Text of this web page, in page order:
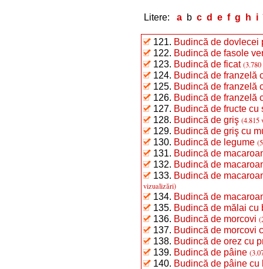
Litere: ab c d e f g h i
121. Budincă de dovlecei
122. Budincă de fasole
123. Budincă de ficat
124. Budincă de franzelă
125. Budincă de franzelă
126. Budincă de franzelă
127. Budincă de fructe cu
128. Budincă de griş (4.815
129. Budincă de griş cu
130. Budincă de legume
131. Budincă de
132. Budincă de
133. Budincă de
vizualizări)
134. Budincă de
135. Budincă de mălai cu
136. Budincă de morcovi
137. Budincă de morcovi
138. Budincă de orez cu
139. Budincă de pâine
140. Budincă de pâine cu